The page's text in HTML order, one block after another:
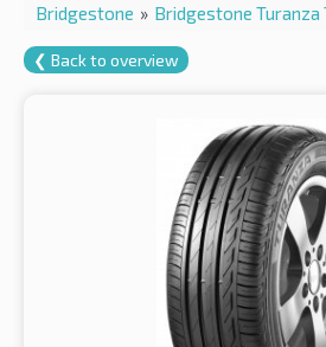
Bridgestone » Bridgestone Turanza
❮ Back to overview